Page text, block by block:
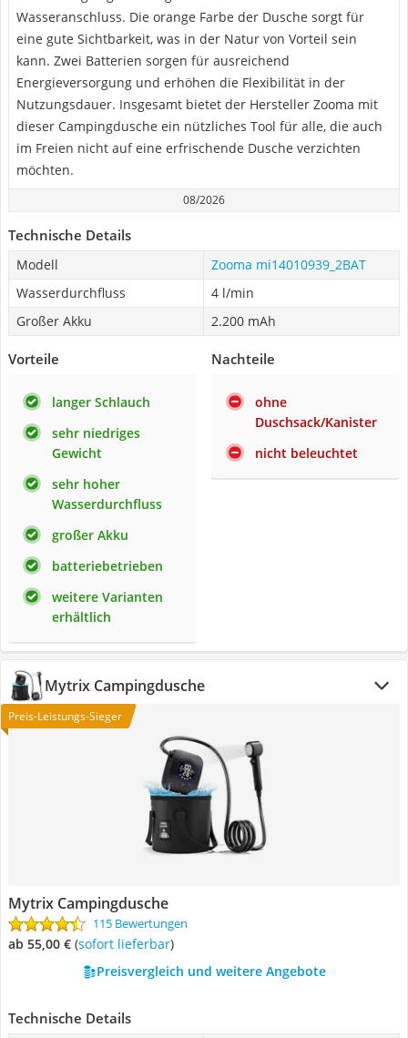
Wasseranschluss. Die orange Farbe der Dusche sorgt für
eine gute Sichtbarkeit, was in der Natur von Vorteil sein
kann. Zwei Batterien sorgen für ausreichend
Energieversorgung und erhöhen die Flexibilität in der
Nutzungsdauer. Insgesamt bietet der Hersteller Zooma mit
dieser Campingdusche ein nützliches Tool für alle, die auch
im Freien nicht auf eine erfrischende Dusche verzichten
möchten.
08/2026
Technische Details
Modell
Zooma mi14010939_2BAT
Wasserdurchfluss
4 l/min
Großer Akku
2.200 mAh
Vorteile
langer Schlauch
sehr niedriges
Gewicht
sehr hoher
Wasserdurchfluss
großer Akku
batteriebetrieben
weitere Varianten
erhältlich
Nachteile
ohne
Duschsack/Kanister
nicht beleuchtet
Mytrix Campingdusche
Preis-Leistungs-Sieger
Mytrix Campingdusche
115 Bewertungen
ab 55,00 € ( Sofort lieferbar)
Preisvergleich und weitere Angebote
Technische Details